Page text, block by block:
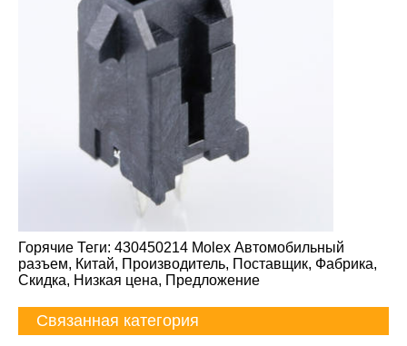
Горячие Теги: 430450214 Molex Автомобильный
разъем, Китай, Производитель, Поставщик, Фабрика,
Скидка, Низкая цена, Предложение
Связанная категория